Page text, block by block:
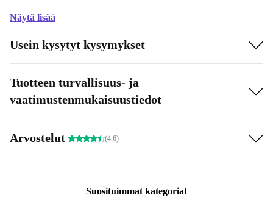
Näytä lisää
Usein kysytyt kysymykset
Tuotteen turvallisuus- ja
vaatimustenmukaisuustiedot
Arvostelut (4.6)
Suosituimmat kategoriat